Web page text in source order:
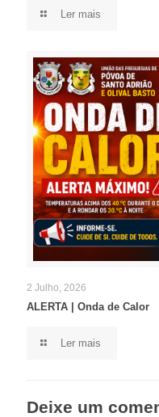
Ler mais
2 Julho, 2026
ALERTA | Onda de Calor
Ler mais
Deixe um